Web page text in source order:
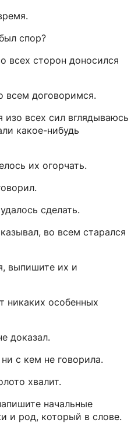
спор?
всех сторон доносился
всем договоримся.
всех сил вглядываюсь
какое-нибудь
их огорчать.
сделать.
во всем старался
выпишите их и
никаких особенных
доказал.
с кем не говорила.
хвалит.
начальные
и род, который в слове.